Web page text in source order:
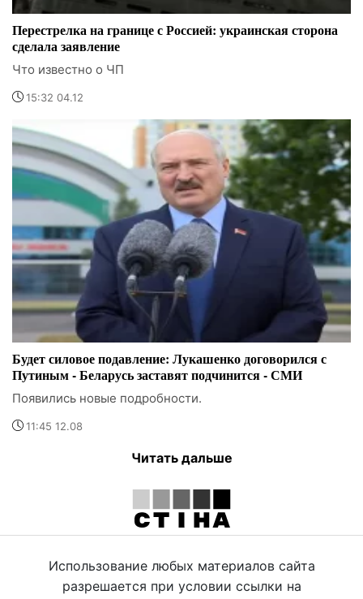
Перестрелка на границе с Россией: украинская сторона
сделала заявление
Что известно о ЧП
15:32 04.12
Будет силовое подавление: Лукашенко договорился с
Путиным - Беларусь заставят подчинится - СМИ
Появились новые подробности.
11:45 12.08
Читать дальше
Использование любых материалов сайта
разрешается при условии ссылки на